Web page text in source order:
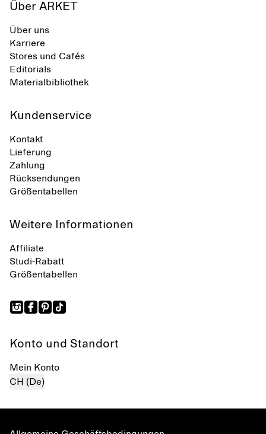
Über ARKET
Über uns
Karriere
Stores und Cafés
Editorials
Materialbibliothek
Kundenservice
Kontakt
Lieferung
Zahlung
Rücksendungen
Größentabellen
Weitere Informationen
Affiliate
Studi-Rabatt
Größentabellen
Konto und Standort
Mein Konto
CH (De)